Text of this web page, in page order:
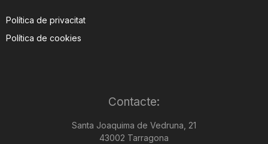
Política de privacitat
Política de cookies
Contacte:
Santa Joaquima de Vedruna, 21
43002 Tarragona